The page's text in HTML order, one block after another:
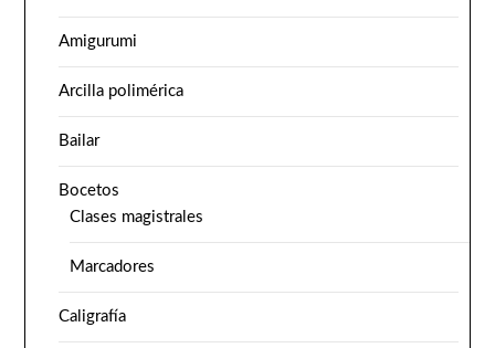
Amigurumi
Arcilla polimérica
Bailar
Bocetos
Clases magistrales
Marcadores
Caligrafía